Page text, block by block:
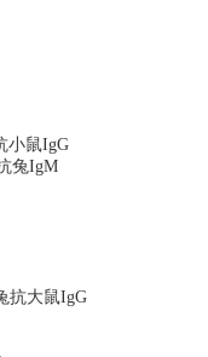
小鼠IgG
兔IgM
抗大鼠IgG